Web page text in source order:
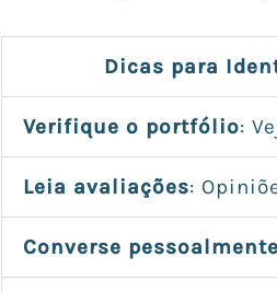
Dicas para
Verifique o portfólio:
Leia avaliações:
Converse pessoalmente